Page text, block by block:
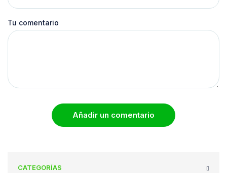
Tu comentario
Añadir un comentario
CATEGORÍAS